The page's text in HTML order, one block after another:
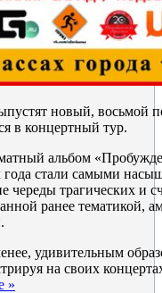
новый, восьмой
в концертный тур.
альбом
стали самыми
череды трагических и
ранее тематикой,
удивительным
на своих
»